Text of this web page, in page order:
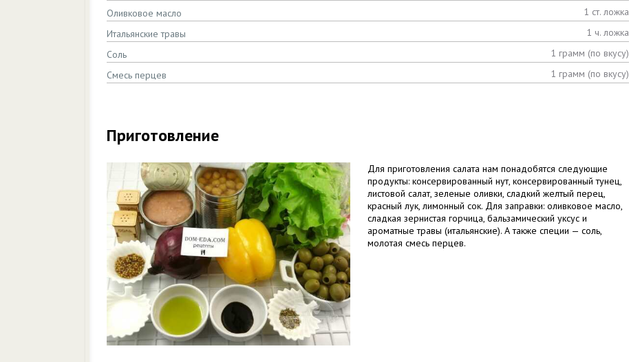
Оливковое масло
1 ст. ложка
Итальянские травы
1 ч. ложка
Соль
1 грамм (по вкусу)
Смесь перцев
1 грамм (по вкусу)
Приготовление
Для приготовления салата нам понадобятся следующие
продукты: консервированный нут, консервированный тунец,
листовой салат, зеленые оливки, сладкий желтый перец,
красный лук, лимонный сок. Для заправки: оливковое масло,
сладкая зернистая горчица, бальзамический уксус и
ароматные травы (итальянские). А также специи — соль,
молотая смесь перцев.